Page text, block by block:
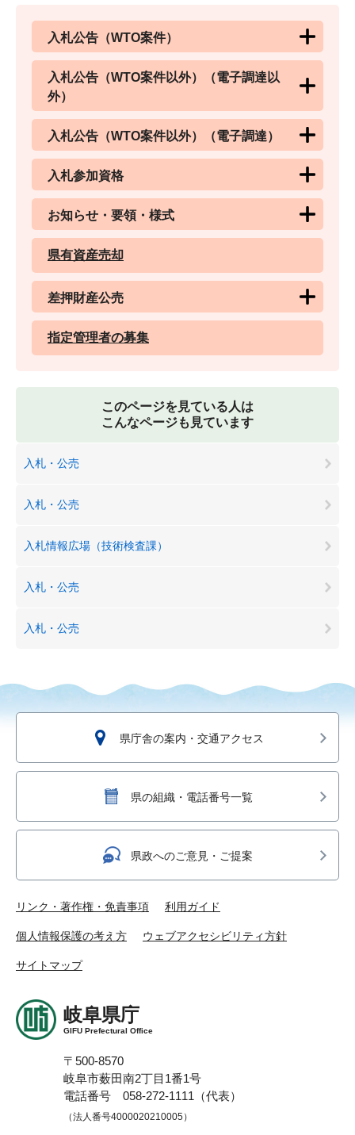
入札公告（WTO案件）
入札公告（WTO案件以外）（電子調達以
外）
入札公告（WTO案件以外）（電子調達）
入札参加資格
お知らせ・要領・様式
県有資産売却
差押財産公売
指定管理者の募集
このページを見ている人は
こんなページも見ています
入札・公売
入札・公売
入札情報広場（技術検査課）
入札・公売
入札・公売
県庁舎の案内・交通アクセス
県の組織・電話番号一覧
県政へのご意見・ご提案
リンク・著作権・免責事項 利用ガイド
個人情報保護の考え方 ウェブアクセシビリティ方針
サイトマップ
岐阜県庁
GIFU Prefectural Office
〒500-8570
岐阜市薮田南2丁目1番1号
電話番号 058-272-1111（代表）
（法人番号4000020210005）